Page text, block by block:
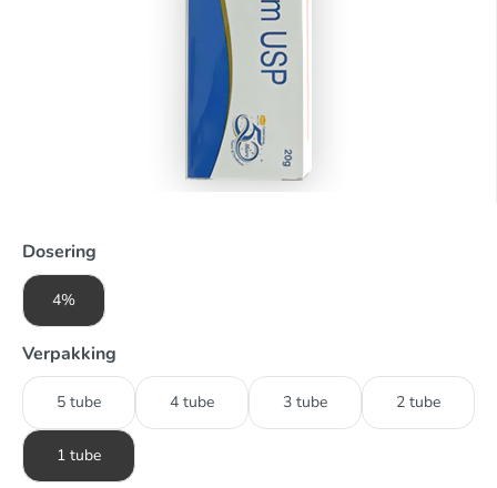
Dosering
4%
Verpakking
5 tube 4 tube 3 tube 2 tube
1 tube